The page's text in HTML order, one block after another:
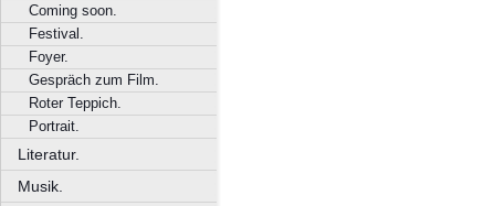
Coming soon.
Festival.
Foyer.
Gespräch zum Film.
Roter Teppich.
Portrait.
Literatur.
Musik.